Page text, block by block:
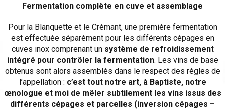
Fermentation complète en cuve et assemblage
Pour la Blanquette et le Crémant, une première fermentation
est effectuée séparément pour les différents cépages en
cuves inox comprenant un système de refroidissement
intégré pour contrôler la fermentation. Les vins de base
obtenus sont alors assemblés dans le respect des règles de
l’appellation : c’est tout notre art, à Baptiste, notre
œnologue et moi de mêler subtilement les vins issus des
différents cépages et parcelles (inversion cépages –